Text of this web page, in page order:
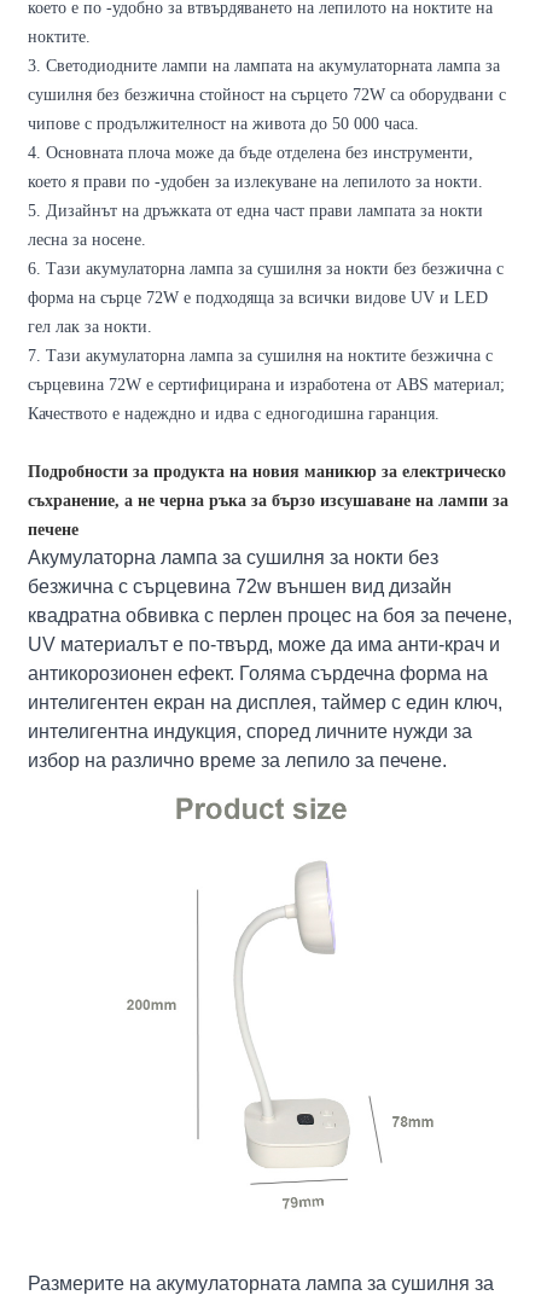
което е по -удобно за втвърдяването на лепилото на ноктите на
ноктите.
3. Светодиодните лампи на лампата на акумулаторната лампа за
сушилня без безжична стойност на сърцето 72W са оборудвани с
чипове с продължителност на живота до 50 000 часа.
4. Основната плоча може да бъде отделена без инструменти,
което я прави по -удобен за излекуване на лепилото за нокти.
5. Дизайнът на дръжката от една част прави лампата за нокти
лесна за носене.
6. Тази акумулаторна лампа за сушилня за нокти без безжична с
форма на сърце 72W е подходяща за всички видове UV и LED
гел лак за нокти.
7. Тази акумулаторна лампа за сушилня на ноктите безжична с
сърцевина 72W е сертифицирана и изработена от ABS материал;
Качеството е надеждно и идва с едногодишна гаранция.
Подробности за продукта на новия маникюр за електрическо
съхранение, а не черна ръка за бързо изсушаване на лампи за
печене
Акумулаторна лампа за сушилня за нокти без
безжична с сърцевина 72w външен вид дизайн
квадратна обвивка с перлен процес на боя за печене,
UV материалът е по-твърд, може да има анти-крач и
антикорозионен ефект. Голяма сърдечна форма на
интелигентен екран на дисплея, таймер с един ключ,
интелигентна индукция, според личните нужди за
избор на различно време за лепило за печене.
Размерите на акумулаторната лампа за сушилня за